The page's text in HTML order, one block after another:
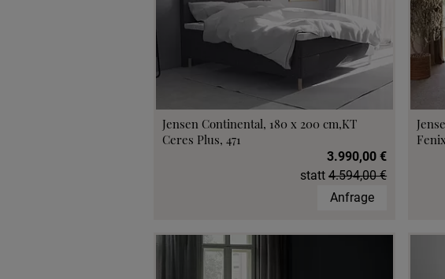
Jensen Continental, 180 x 200 cm,KT
Ceres Plus, 471
3.990,00 €
statt4.594,00 €
Anfrage